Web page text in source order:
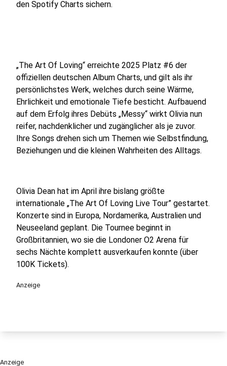
den Spotify Charts sichern.
„The Art Of Loving“ erreichte 2025 Platz #6 der
offiziellen deutschen Album Charts, und gilt als ihr
persönlichstes Werk, welches durch seine Wärme,
Ehrlichkeit und emotionale Tiefe besticht. Aufbauend
auf dem Erfolg ihres Debüts „Messy“ wirkt Olivia nun
reifer, nachdenklicher und zugänglicher als je zuvor.
Ihre Songs drehen sich um Themen wie Selbstfindung,
Beziehungen und die kleinen Wahrheiten des Alltags.
Olivia Dean hat im April ihre bislang größte
internationale „The Art Of Loving Live Tour” gestartet.
Konzerte sind in Europa, Nordamerika, Australien und
Neuseeland geplant. Die Tournee beginnt in
Großbritannien, wo sie die Londoner O2 Arena für
sechs Nächte komplett ausverkaufen konnte (über
100K Tickets).
Anzeige
Anzeige